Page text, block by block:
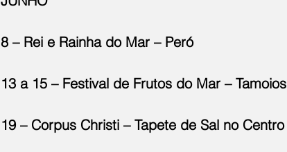
8 – Rei e Rainha do Mar – Peró
13 a 15 – Festival de Frutos do Mar – Tamoios
19 – Corpus Christi – Tapete de Sal no Centro